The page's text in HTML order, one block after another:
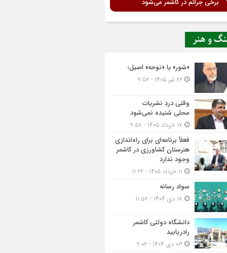
و هنر
«شور» یا «نوحه» اصیل؛
وقتی دردِ نشریات
محلی شنیده نمی‌شود
فعلاً برنامه‌ای برای راه‌اندازی
هنرستان کشاورزی در کاشمر
وجود ندارد
سواد رسانه
دانشگاه دولتی کاشمر‌
رادریابید